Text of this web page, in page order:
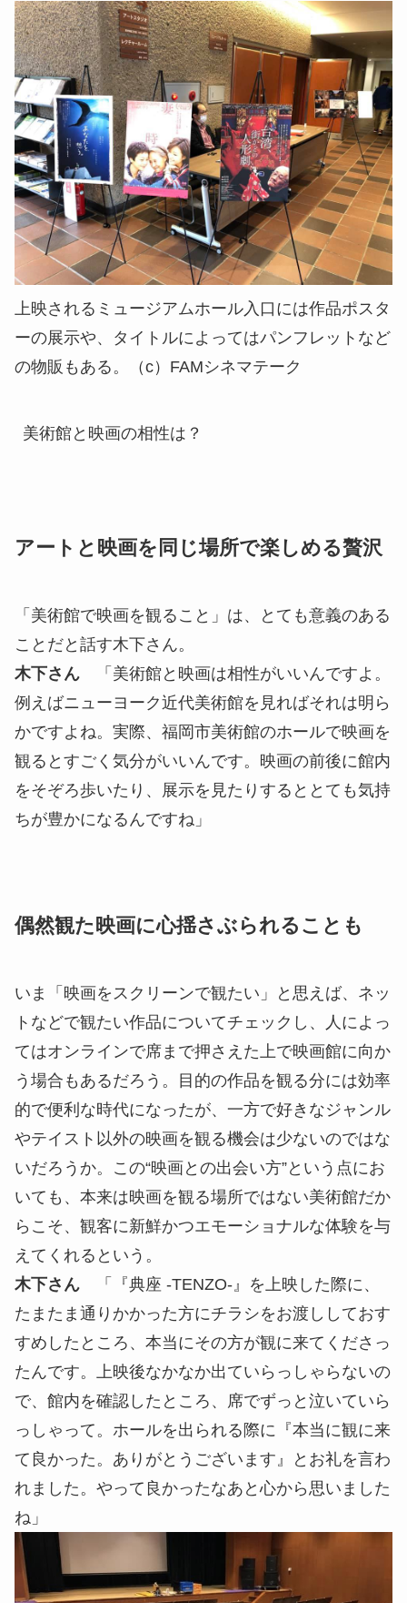
上映されるミュージアムホール入口には作品ポスタ
ーの展示や、タイトルによってはパンフレットなど
の物販もある。（c）FAMシネマテーク
美術館と映画の相性は？
アートと映画を同じ場所で楽しめる贅沢
「美術館で映画を観ること」は、とても意義のある
ことだと話す木下さん。
木下さん
「美術館と映画は相性がいいんですよ。
例えばニューヨーク近代美術館を見ればそれは明ら
かですよね。実際、福岡市美術館のホールで映画を
観るとすごく気分がいいんです。映画の前後に館内
をそぞろ歩いたり、展示を見たりするととても気持
ちが豊かになるんですね」
偶然観た映画に心揺さぶられることも
いま「映画をスクリーンで観たい」と思えば、ネッ
トなどで観たい作品についてチェックし、人によっ
てはオンラインで席まで押さえた上で映画館に向か
う場合もあるだろう。目的の作品を観る分には効率
的で便利な時代になったが、一方で好きなジャンル
やテイスト以外の映画を観る機会は少ないのではな
いだろうか。この“映画との出会い方”という点にお
いても、本来は映画を観る場所ではない美術館だか
らこそ、観客に新鮮かつエモーショナルな体験を与
えてくれるという。
木下さん
「『典座 -TENZO-』を上映した際に、
たまたま通りかかった方にチラシをお渡ししておす
すめしたところ、本当にその方が観に来てくださっ
たんです。上映後なかなか出ていらっしゃらないの
で、館内を確認したところ、席でずっと泣いていら
っしゃって。ホールを出られる際に『本当に観に来
て良かった。ありがとうございます』とお礼を言わ
れました。やって良かったなあと心から思いました
ね」